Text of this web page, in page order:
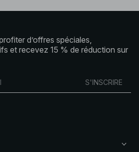
d’offres spéciales,
et recevez 15 % de réduction sur
S'INSCRIRE